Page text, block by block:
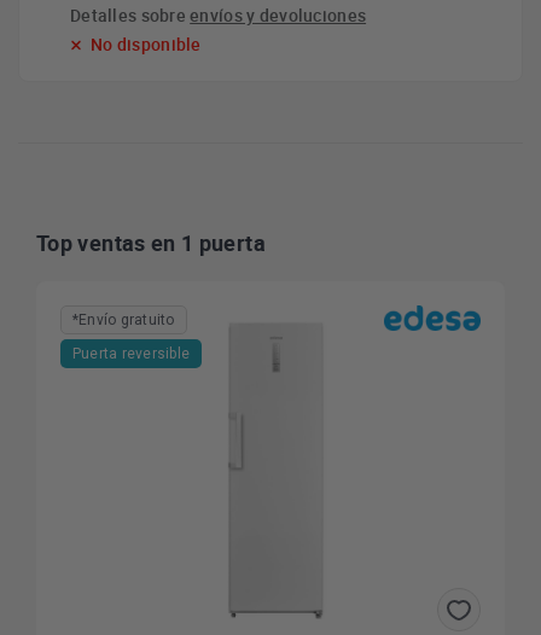
Detalles sobreenvíos y devoluciones
No disponible
Top ventas en 1 puerta
*Envío gratuito
Puerta reversible